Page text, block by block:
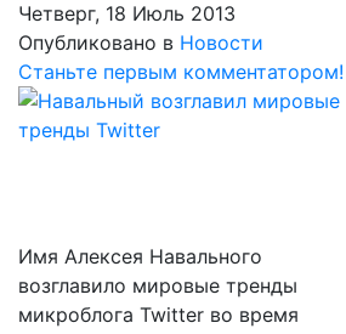
Четверг, 18 Июль 2013
Опубликовано в Новости
Станьте первым комментатором!
Имя Алексея Навального
возглавило мировые тренды
микроблога Twitter во время